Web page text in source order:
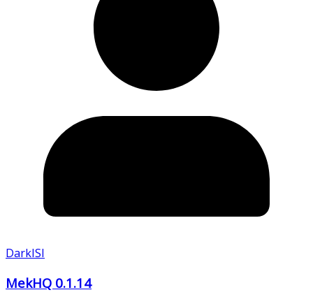
DarkISI
MekHQ 0.1.14